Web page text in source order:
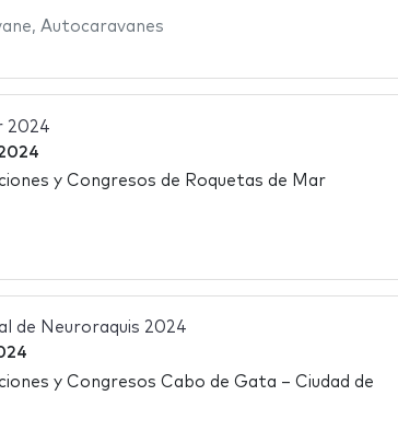
, Autocaravanes
2024
y Congresos de Roquetas de Mar
de Neuroraquis 2024
y Congresos Cabo de Gata – Ciudad de